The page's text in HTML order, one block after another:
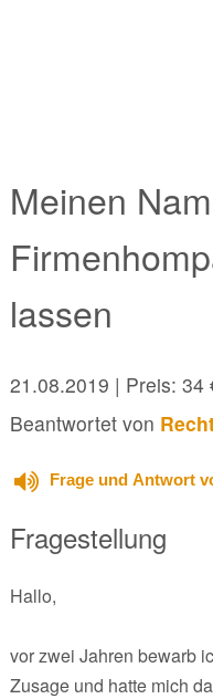
Meinen
lassen
21.08.2019 | Preis: 34
Beantwortet von
Frage und Antwort
Fragestellung
Hallo,
vor zwei Jahren bewarb
Zusage und hatte mich